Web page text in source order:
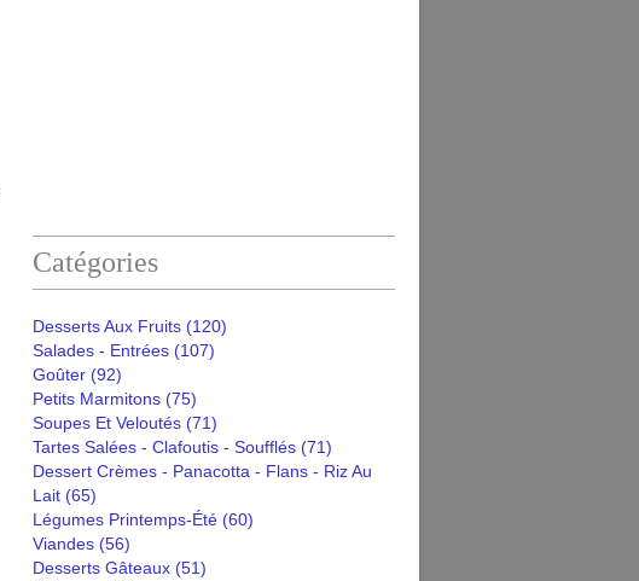
Catégories
Desserts Aux Fruits (120)
Salades - Entrées (107)
Goûter (92)
Petits Marmitons (75)
Soupes Et Veloutés (71)
Tartes Salées - Clafoutis - Soufflés (71)
Dessert Crèmes - Panacotta - Flans - Riz Au
Lait (65)
Légumes Printemps-Été (60)
Viandes (56)
Desserts Gâteaux (51)